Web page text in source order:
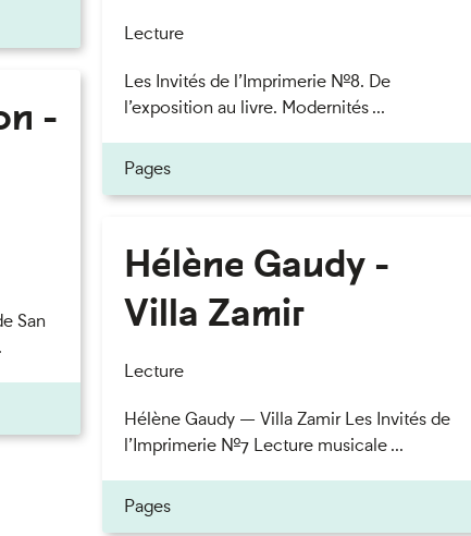
-
San
Lecture
Les Invités de l’Imprimerie n°8. De
l’exposition au livre. Modernités ...
Pages
Hélène Gaudy -
Villa Zamir
Lecture
Hélène Gaudy — Villa Zamir Les Invités de
l’Imprimerie n°7 Lecture musicale ...
Pages
bandeau des cookies